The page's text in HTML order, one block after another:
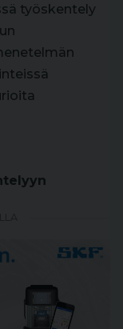
työskentely